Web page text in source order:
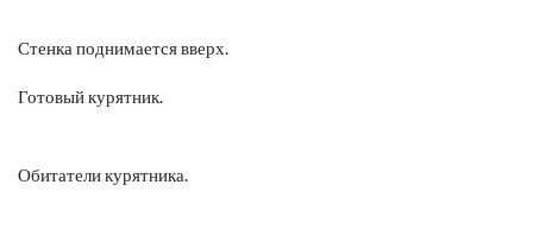
Стенка поднимается вверх.
Готовый курятник.
Обитатели курятника.